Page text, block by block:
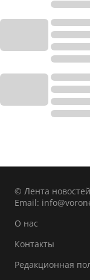
© Лента
Email:
О нас
Контакты
Редакционная